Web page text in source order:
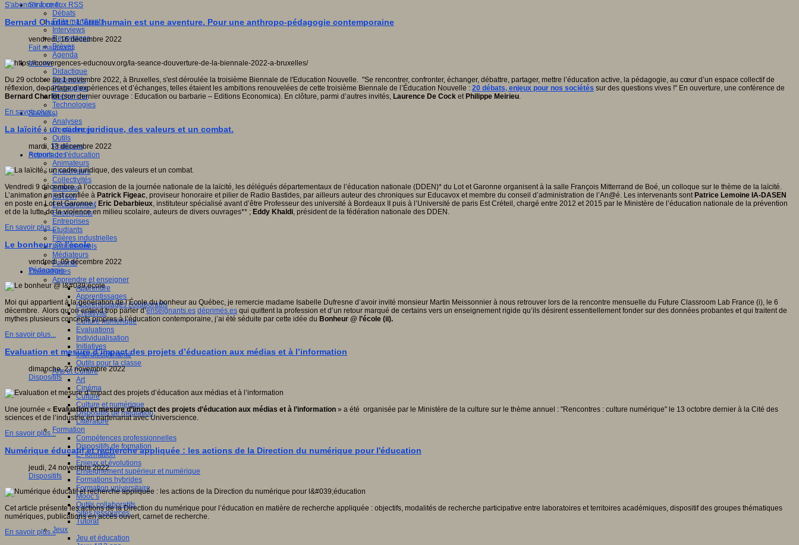
S'informer
Débats
Faits marquants
Interviews
Reportages
Brèves
Agenda
Innover
Didactique
Dispositifs
Pédagogie
Recherche
Technologies
Savoir(s)
Analyses
Conférences
Outils
Pratiques
Acteurs de l'éducation
Animateurs
Chercheurs
Collectivités
Editeurs
EdTech
Encadrement
Enseignants
Entreprises
Etudiants
Filières industrielles
Institutionnels
Médiateurs
Parents
Thématiques
Apprendre et enseigner
Apprendre
Apprentissages
Apprentissages collaboratifs
Créativité
Culture numérique
Evaluations
Individualisation
Initiatives
Interdisciplinarité
Outils pour la classe
Arts et Culture
Art
Cinéma
Culture
Culture et numérique
Dispositifs de médiation
Littérature
Formation
Compétences professionnelles
Dispositifs de formation
E- formation
Enjeux et évolutions
Enseignement supérieur et numérique
Formations hybrides
Formation universitaire
Mooc’s
Outils collaboratifs
Sites ressources
Tutorat
Jeux
Jeu et éducation
S'abonner à ce flux RSS
Bernard Charlot : L’être humain est une aventure. Pour une anthropo-pédagogie contemporaine
vendredi, 16 décembre 2022
Fait marquant
Du 29 octobre au 1 novembre 2022, à Bruxelles, s'est déroulée la troisième Biennale de l'Education Nouvelle. "Se rencontrer, confronter, échanger, débattre, partager, mettre l’éducation active, la pédagogie, au cœur d’un espace collectif de
réflexion, de partage d’expériences et d’échanges, telles étaient les ambitions renouvelées de cette troisième Biennale de l’Éducation Nouvelle : 20 débats, enjeux pour nos sociétés sur des questions vives !" En ouverture, une conférence de
Bernard Charlot(son dernier ouvrage : Education ou barbarie – Editions Economica). En clôture, parmi d’autres invités, Laurence De Cock et Philippe Meirieu.
En savoir plus...
La laïcité : un cadre juridique, des valeurs et un combat.
mardi, 13 décembre 2022
Reportages
Vendredi 9 décembre, à l’occasion de la journée nationale de la laïcité, les délégués départementaux de l’éducation nationale (DDEN)* du Lot et Garonne organisent à la salle François Mitterrand de Boé, un colloque sur le thème de la laïcité.
L’animation en est confiée à Patrick Figeac, proviseur honoraire et pilier de Radio Bastides, par ailleurs auteur des chroniques sur Educavox et membre du conseil d’administration de l’An@é. Les intervenants sont Patrice Lemoine IA-DASEN
en poste en Lot et Garonne ; Eric Debarbieux, instituteur spécialisé avant d’être Professeur des université à Bordeaux II puis à l’Université de paris Est Créteil, chargé entre 2012 et 2015 par le Ministère de l’éducation nationale de la prévention
et de la lutte de la violence en milieu scolaire, auteurs de divers ouvrages** ; Eddy Khaldi, président de la fédération nationale des DDEN.
En savoir plus...
Le bonheur @ l'école
vendredi, 09 décembre 2022
Pédagogie
Moi qui appartient à la génération de l’École du bonheur au Québec, je remercie madame Isabelle Dufresne d’avoir invité monsieur Martin Meissonnier à nous retrouver lors de la rencontre mensuelle du Future Classroom Lab France (i), le 6
décembre. Alors qu’on entend trop parler d’enseignants.es déprimés.es qui quittent la profession et d’un retour marqué de certains vers un enseignement rigide qu’ils désirent essentiellement fonder sur des données probantes et qui traitent de
mythes plusieurs concepts propres à l’éducation contemporaine, j’ai été séduite par cette idée du Bonheur @ l’école (ii).
En savoir plus...
Evaluation et mesure d’impact des projets d’éducation aux médias et à l’information
dimanche, 27 novembre 2022
Dispositifs
Une journée « Evaluation et mesure d’impact des projets d’éducation aux médias et à l’information » a été organisée par le Ministère de la culture sur le thème annuel : "Rencontres : culture numérique" le 13 octobre dernier à la Cité des
sciences et de l’industrie en partenariat avec Universcience.
En savoir plus...
Numérique éducatif et recherche appliquée : les actions de la Direction du numérique pour l'éducation
jeudi, 24 novembre 2022
Dispositifs
Cet article présente les actions de la Direction du numérique pour l’éducation en matière de recherche appliquée : objectifs, modalités de recherche participative entre laboratoires et territoires académiques, dispositif des groupes thématiques
numériques, publications en accès ouvert, carnet de recherche.
En savoir plus...